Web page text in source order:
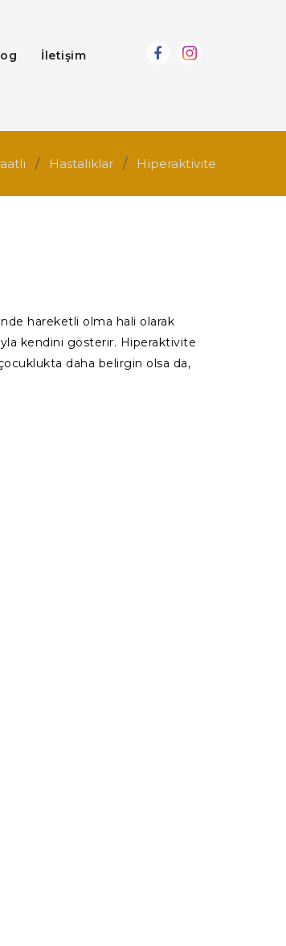
İletişim
Hastalıklar Hiperaktivite
hareketli olma hali olarak
kendini gösterir. Hiperaktivite
daha belirgin olsa da,